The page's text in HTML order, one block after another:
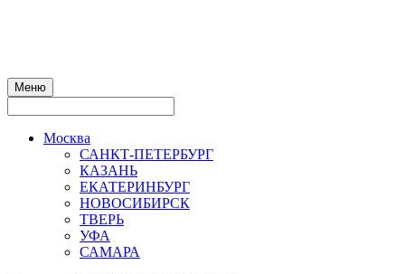
Меню
Москва
САНКТ-ПЕТЕРБУРГ
КАЗАНЬ
ЕКАТЕРИНБУРГ
НОВОСИБИРСК
ТВЕРЬ
УФА
САМАРА